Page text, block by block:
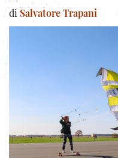
di Salvatore Trapani